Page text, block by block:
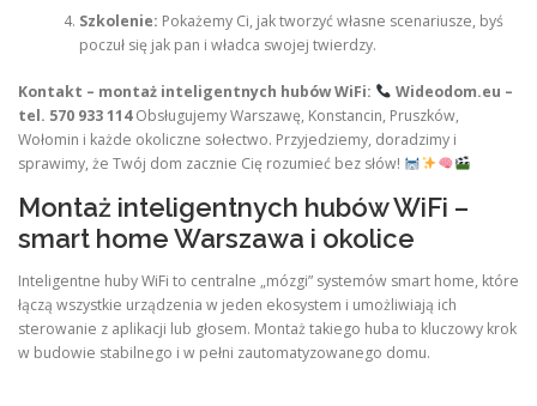
Szkolenie: Pokażemy Ci, jak tworzyć własne scenariusze, byś
poczuł się jak pan i władca swojej twierdzy.
Kontakt – montaż inteligentnych hubów WiFi:
Wideodom.eu –
tel. 570 933 114Obsługujemy Warszawę, Konstancin, Pruszków,
Wołomin i każde okoliczne sołectwo. Przyjedziemy, doradzimy i
sprawimy, że Twój dom zacznie Cię rozumieć bez słów!
Montaż inteligentnych hubów WiFi –
smart home Warszawa i okolice
Inteligentne huby WiFi to centralne „mózgi” systemów smart home, które
łączą wszystkie urządzenia w jeden ekosystem i umożliwiają ich
sterowanie z aplikacji lub głosem. Montaż takiego huba to kluczowy krok
w budowie stabilnego i w pełni zautomatyzowanego domu.